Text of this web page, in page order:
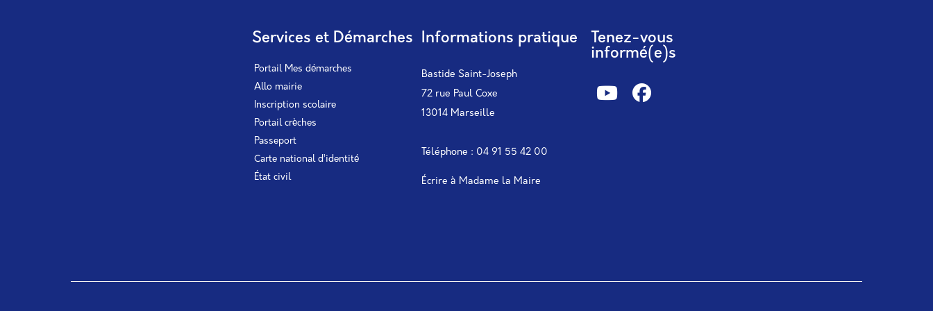
Services et Démarches
Portail Mes démarches
Allo mairie
Inscription scolaire
Portail crèches
Passeport
Carte national d’identité
État civil
Informations pratique
Bastide Saint-Joseph
72 rue Paul Coxe
13014 Marseille
Téléphone : 04 91 55 42 00
Écrire à Madame la Maire
Tenez-vous
informé(e)s